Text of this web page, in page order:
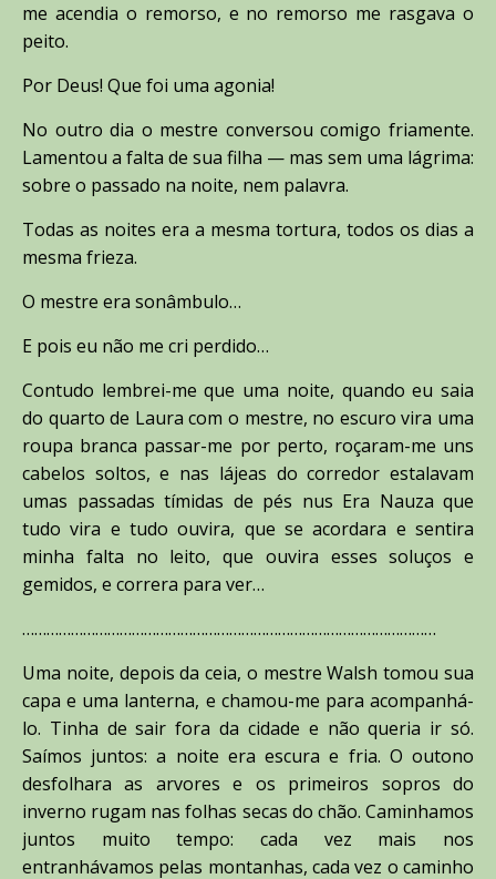
me acendia o remorso, e no remorso me rasgava o
peito.
Por Deus! Que foi uma agonia!
No outro dia o mestre conversou comigo friamente.
Lamentou a falta de sua filha — mas sem uma lágrima:
sobre o passado na noite, nem palavra.
Todas as noites era a mesma tortura, todos os dias a
mesma frieza.
O mestre era sonâmbulo…
E pois eu não me cri perdido…
Contudo lembrei-me que uma noite, quando eu saia
do quarto de Laura com o mestre, no escuro vira uma
roupa branca passar-me por perto, roçaram-me uns
cabelos soltos, e nas lájeas do corredor estalavam
umas passadas tímidas de pés nus Era Nauza que
tudo vira e tudo ouvira, que se acordara e sentira
minha falta no leito, que ouvira esses soluços e
gemidos, e correra para ver…
…………………………………………………………………………………………
Uma noite, depois da ceia, o mestre Walsh tomou sua
capa e uma lanterna, e chamou-me para acompanhá-
lo. Tinha de sair fora da cidade e não queria ir só.
Saímos juntos: a noite era escura e fria. O outono
desfolhara as arvores e os primeiros sopros do
inverno rugam nas folhas secas do chão. Caminhamos
juntos muito tempo: cada vez mais nos
entranhávamos pelas montanhas, cada vez o caminho